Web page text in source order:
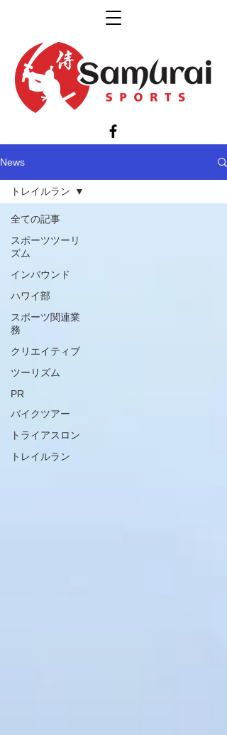
News
全ての記事
スポーツツーリ
ズム
インバウンド
ハワイ部
スポーツ関連業
務
クリエイティブ
ツーリズム
PR
バイクツアー
トライアスロン
トレイルラン
トレイルラン